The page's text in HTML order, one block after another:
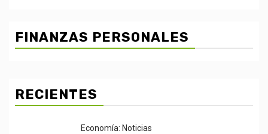
FINANZAS PERSONALES
RECIENTES
Economía: Noticias